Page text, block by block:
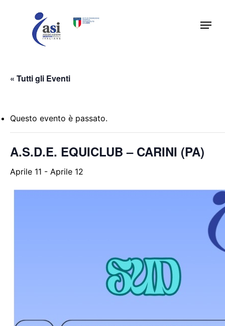
Menu
« Tutti gli Eventi
Questo evento è passato.
A.S.D.E. EQUICLUB – CARINI (PA)
Aprile 11 - Aprile 12